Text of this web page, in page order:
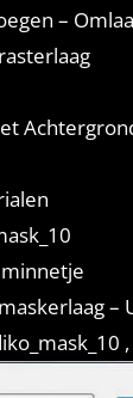
–
–
,